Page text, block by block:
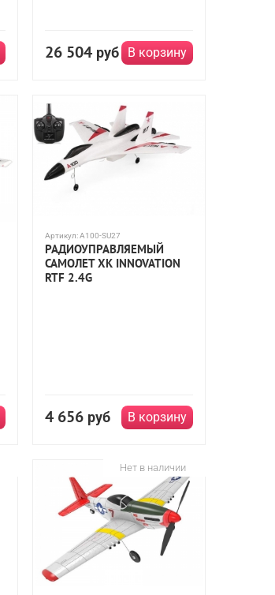
26 504 руб В корзину
Артикул:A100-SU27
РАДИОУПРАВЛЯЕМЫЙ
САМОЛЕТ XK INNOVATION
RTF 2.4G
4 656 руб В корзину
Нет в наличии